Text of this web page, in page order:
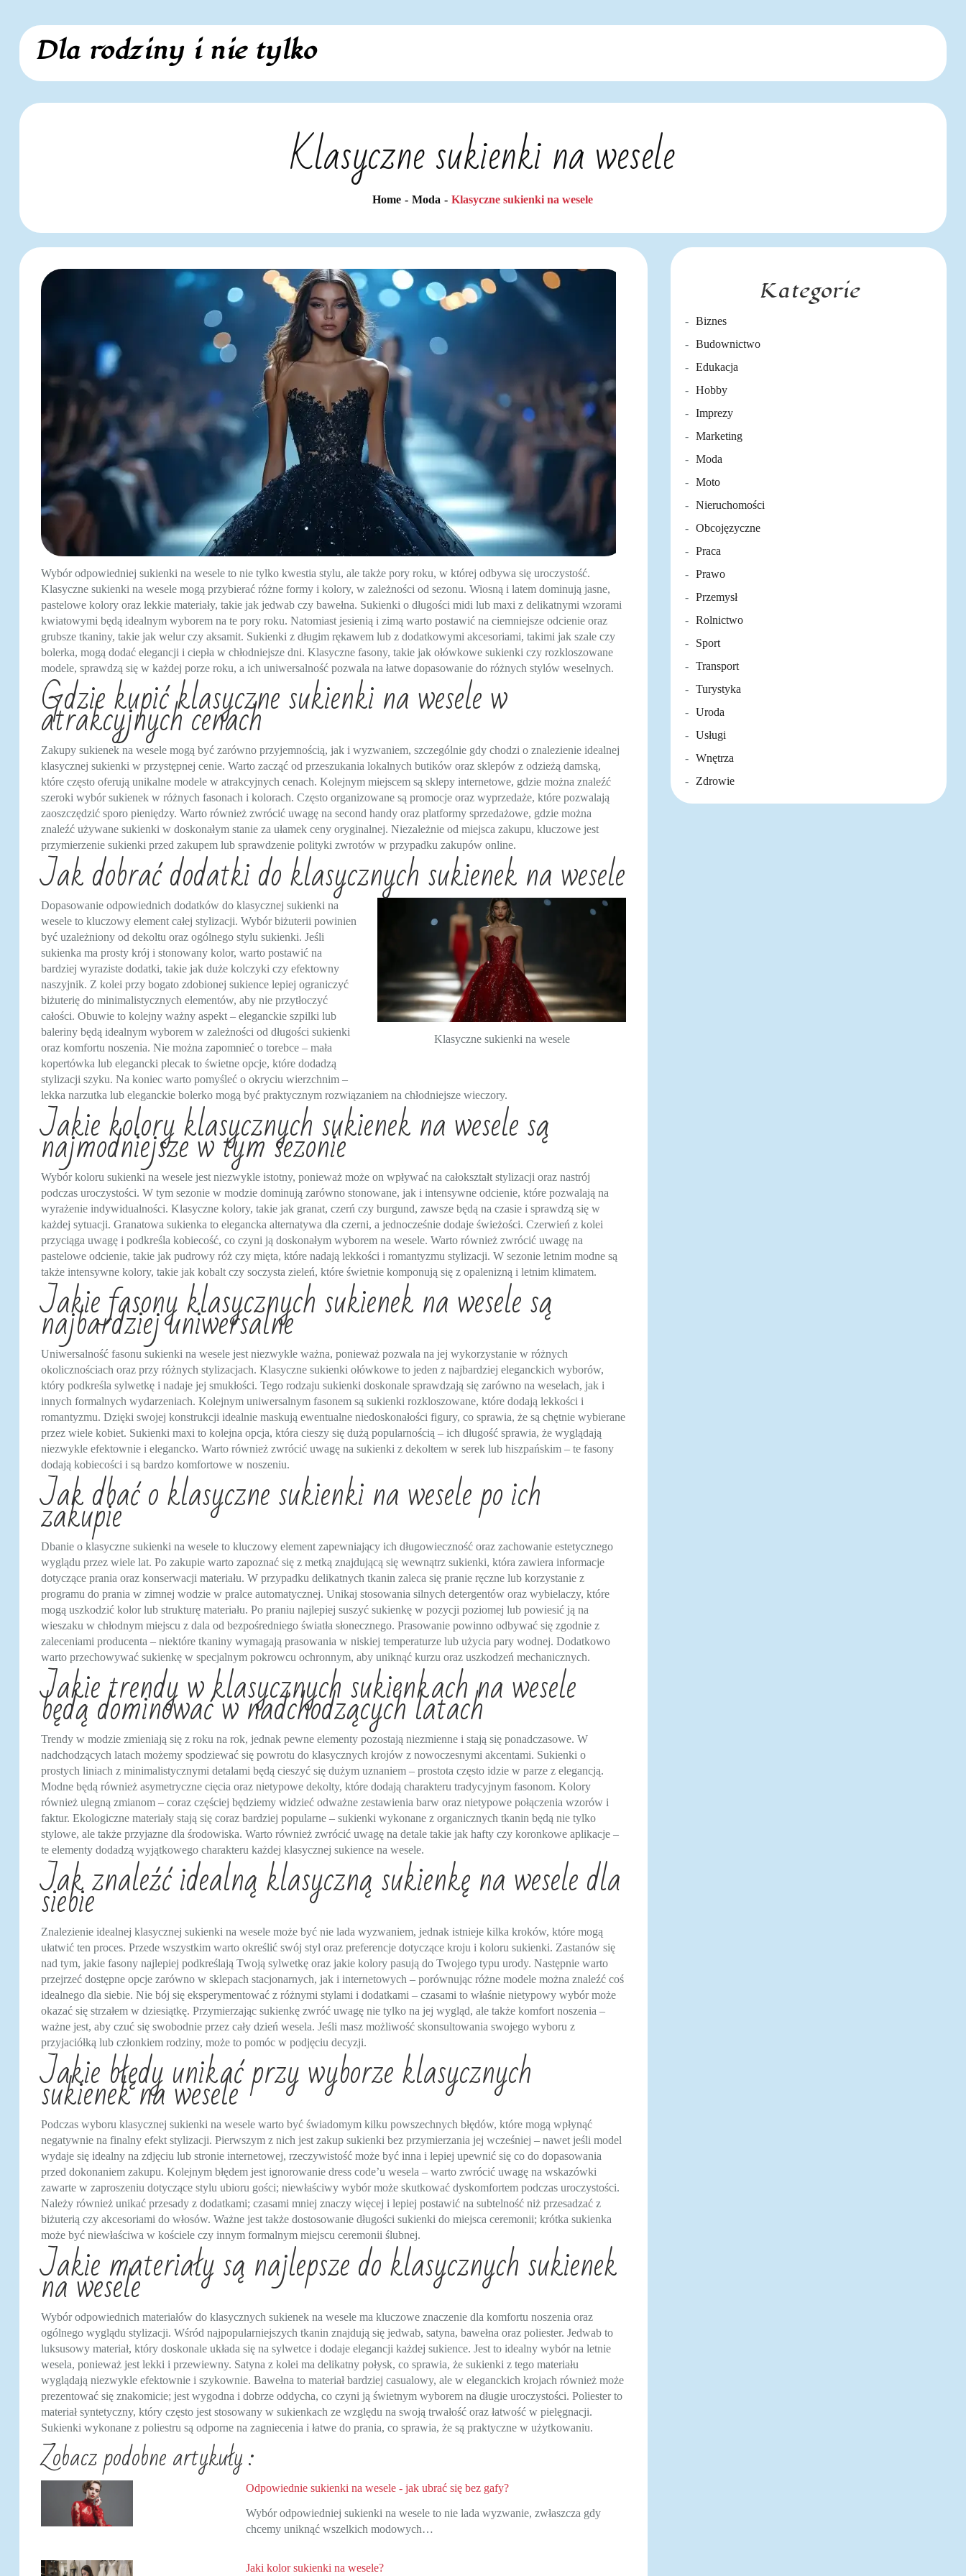
content
Dla rodziny i nie tylko
Klasyczne sukienki na wesele
Home Moda Klasyczne sukienki na wesele
Wybór odpowiedniej sukienki na wesele to nie tylko kwestia stylu, ale także pory roku, w której odbywa się uroczystość.
Klasyczne sukienki na wesele mogą przybierać różne formy i kolory, w zależności od sezonu. Wiosną i latem dominują jasne,
pastelowe kolory oraz lekkie materiały, takie jak jedwab czy bawełna. Sukienki o długości midi lub maxi z delikatnymi wzorami
kwiatowymi będą idealnym wyborem na te pory roku. Natomiast jesienią i zimą warto postawić na ciemniejsze odcienie oraz
grubsze tkaniny, takie jak welur czy aksamit. Sukienki z długim rękawem lub z dodatkowymi akcesoriami, takimi jak szale czy
bolerka, mogą dodać elegancji i ciepła w chłodniejsze dni. Klasyczne fasony, takie jak ołówkowe sukienki czy rozkloszowane
modele, sprawdzą się w każdej porze roku, a ich uniwersalność pozwala na łatwe dopasowanie do różnych stylów weselnych.
Gdzie kupić klasyczne sukienki na wesele w
atrakcyjnych cenach
Zakupy sukienek na wesele mogą być zarówno przyjemnością, jak i wyzwaniem, szczególnie gdy chodzi o znalezienie idealnej
klasycznej sukienki w przystępnej cenie. Warto zacząć od przeszukania lokalnych butików oraz sklepów z odzieżą damską,
które często oferują unikalne modele w atrakcyjnych cenach. Kolejnym miejscem są sklepy internetowe, gdzie można znaleźć
szeroki wybór sukienek w różnych fasonach i kolorach. Często organizowane są promocje oraz wyprzedaże, które pozwalają
zaoszczędzić sporo pieniędzy. Warto również zwrócić uwagę na second handy oraz platformy sprzedażowe, gdzie można
znaleźć używane sukienki w doskonałym stanie za ułamek ceny oryginalnej. Niezależnie od miejsca zakupu, kluczowe jest
przymierzenie sukienki przed zakupem lub sprawdzenie polityki zwrotów w przypadku zakupów online.
Jak dobrać dodatki do klasycznych sukienek na wesele
Klasyczne sukienki na wesele
Dopasowanie odpowiednich dodatków do klasycznej sukienki na
wesele to kluczowy element całej stylizacji. Wybór biżuterii powinien
być uzależniony od dekoltu oraz ogólnego stylu sukienki. Jeśli
sukienka ma prosty krój i stonowany kolor, warto postawić na
bardziej wyraziste dodatki, takie jak duże kolczyki czy efektowny
naszyjnik. Z kolei przy bogato zdobionej sukience lepiej ograniczyć
biżuterię do minimalistycznych elementów, aby nie przytłoczyć
całości. Obuwie to kolejny ważny aspekt – eleganckie szpilki lub
baleriny będą idealnym wyborem w zależności od długości sukienki
oraz komfortu noszenia. Nie można zapomnieć o torebce – mała
kopertówka lub elegancki plecak to świetne opcje, które dodadzą
stylizacji szyku. Na koniec warto pomyśleć o okryciu wierzchnim –
lekka narzutka lub eleganckie bolerko mogą być praktycznym rozwiązaniem na chłodniejsze wieczory.
Jakie kolory klasycznych sukienek na wesele są
najmodniejsze w tym sezonie
Wybór koloru sukienki na wesele jest niezwykle istotny, ponieważ może on wpływać na całokształt stylizacji oraz nastrój
podczas uroczystości. W tym sezonie w modzie dominują zarówno stonowane, jak i intensywne odcienie, które pozwalają na
wyrażenie indywidualności. Klasyczne kolory, takie jak granat, czerń czy burgund, zawsze będą na czasie i sprawdzą się w
każdej sytuacji. Granatowa sukienka to elegancka alternatywa dla czerni, a jednocześnie dodaje świeżości. Czerwień z kolei
przyciąga uwagę i podkreśla kobiecość, co czyni ją doskonałym wyborem na wesele. Warto również zwrócić uwagę na
pastelowe odcienie, takie jak pudrowy róż czy mięta, które nadają lekkości i romantyzmu stylizacji. W sezonie letnim modne są
także intensywne kolory, takie jak kobalt czy soczysta zieleń, które świetnie komponują się z opalenizną i letnim klimatem.
Jakie fasony klasycznych sukienek na wesele są
najbardziej uniwersalne
Uniwersalność fasonu sukienki na wesele jest niezwykle ważna, ponieważ pozwala na jej wykorzystanie w różnych
okolicznościach oraz przy różnych stylizacjach. Klasyczne sukienki ołówkowe to jeden z najbardziej eleganckich wyborów,
który podkreśla sylwetkę i nadaje jej smukłości. Tego rodzaju sukienki doskonale sprawdzają się zarówno na weselach, jak i
innych formalnych wydarzeniach. Kolejnym uniwersalnym fasonem są sukienki rozkloszowane, które dodają lekkości i
romantyzmu. Dzięki swojej konstrukcji idealnie maskują ewentualne niedoskonałości figury, co sprawia, że są chętnie wybierane
przez wiele kobiet. Sukienki maxi to kolejna opcja, która cieszy się dużą popularnością – ich długość sprawia, że wyglądają
niezwykle efektownie i elegancko. Warto również zwrócić uwagę na sukienki z dekoltem w serek lub hiszpańskim – te fasony
dodają kobiecości i są bardzo komfortowe w noszeniu.
Jak dbać o klasyczne sukienki na wesele po ich
zakupie
Dbanie o klasyczne sukienki na wesele to kluczowy element zapewniający ich długowieczność oraz zachowanie estetycznego
wyglądu przez wiele lat. Po zakupie warto zapoznać się z metką znajdującą się wewnątrz sukienki, która zawiera informacje
dotyczące prania oraz konserwacji materiału. W przypadku delikatnych tkanin zaleca się pranie ręczne lub korzystanie z
programu do prania w zimnej wodzie w pralce automatycznej. Unikaj stosowania silnych detergentów oraz wybielaczy, które
mogą uszkodzić kolor lub strukturę materiału. Po praniu najlepiej suszyć sukienkę w pozycji poziomej lub powiesić ją na
wieszaku w chłodnym miejscu z dala od bezpośredniego światła słonecznego. Prasowanie powinno odbywać się zgodnie z
zaleceniami producenta – niektóre tkaniny wymagają prasowania w niskiej temperaturze lub użycia pary wodnej. Dodatkowo
warto przechowywać sukienkę w specjalnym pokrowcu ochronnym, aby uniknąć kurzu oraz uszkodzeń mechanicznych.
Jakie trendy w klasycznych sukienkach na wesele
będą dominować w nadchodzących latach
Trendy w modzie zmieniają się z roku na rok, jednak pewne elementy pozostają niezmienne i stają się ponadczasowe. W
nadchodzących latach możemy spodziewać się powrotu do klasycznych krojów z nowoczesnymi akcentami. Sukienki o
prostych liniach z minimalistycznymi detalami będą cieszyć się dużym uznaniem – prostota często idzie w parze z elegancją.
Modne będą również asymetryczne cięcia oraz nietypowe dekolty, które dodają charakteru tradycyjnym fasonom. Kolory
również ulegną zmianom – coraz częściej będziemy widzieć odważne zestawienia barw oraz nietypowe połączenia wzorów i
faktur. Ekologiczne materiały stają się coraz bardziej popularne – sukienki wykonane z organicznych tkanin będą nie tylko
stylowe, ale także przyjazne dla środowiska. Warto również zwrócić uwagę na detale takie jak hafty czy koronkowe aplikacje –
te elementy dodadzą wyjątkowego charakteru każdej klasycznej sukience na wesele.
Jak znaleźć idealną klasyczną sukienkę na wesele dla
siebie
Znalezienie idealnej klasycznej sukienki na wesele może być nie lada wyzwaniem, jednak istnieje kilka kroków, które mogą
ułatwić ten proces. Przede wszystkim warto określić swój styl oraz preferencje dotyczące kroju i koloru sukienki. Zastanów się
nad tym, jakie fasony najlepiej podkreślają Twoją sylwetkę oraz jakie kolory pasują do Twojego typu urody. Następnie warto
przejrzeć dostępne opcje zarówno w sklepach stacjonarnych, jak i internetowych – porównując różne modele można znaleźć coś
idealnego dla siebie. Nie bój się eksperymentować z różnymi stylami i dodatkami – czasami to właśnie nietypowy wybór może
okazać się strzałem w dziesiątkę. Przymierzając sukienkę zwróć uwagę nie tylko na jej wygląd, ale także komfort noszenia –
ważne jest, aby czuć się swobodnie przez cały dzień wesela. Jeśli masz możliwość skonsultowania swojego wyboru z
przyjaciółką lub członkiem rodziny, może to pomóc w podjęciu decyzji.
Jakie błędy unikać przy wyborze klasycznych
sukienek na wesele
Podczas wyboru klasycznej sukienki na wesele warto być świadomym kilku powszechnych błędów, które mogą wpłynąć
negatywnie na finalny efekt stylizacji. Pierwszym z nich jest zakup sukienki bez przymierzania jej wcześniej – nawet jeśli model
wydaje się idealny na zdjęciu lub stronie internetowej, rzeczywistość może być inna i lepiej upewnić się co do dopasowania
przed dokonaniem zakupu. Kolejnym błędem jest ignorowanie dress code’u wesela – warto zwrócić uwagę na wskazówki
zawarte w zaproszeniu dotyczące stylu ubioru gości; niewłaściwy wybór może skutkować dyskomfortem podczas uroczystości.
Należy również unikać przesady z dodatkami; czasami mniej znaczy więcej i lepiej postawić na subtelność niż przesadzać z
biżuterią czy akcesoriami do włosów. Ważne jest także dostosowanie długości sukienki do miejsca ceremonii; krótka sukienka
może być niewłaściwa w kościele czy innym formalnym miejscu ceremonii ślubnej.
Jakie materiały są najlepsze do klasycznych sukienek
na wesele
Wybór odpowiednich materiałów do klasycznych sukienek na wesele ma kluczowe znaczenie dla komfortu noszenia oraz
ogólnego wyglądu stylizacji. Wśród najpopularniejszych tkanin znajdują się jedwab, satyna, bawełna oraz poliester. Jedwab to
luksusowy materiał, który doskonale układa się na sylwetce i dodaje elegancji każdej sukience. Jest to idealny wybór na letnie
wesela, ponieważ jest lekki i przewiewny. Satyna z kolei ma delikatny połysk, co sprawia, że sukienki z tego materiału
wyglądają niezwykle efektownie i szykownie. Bawełna to materiał bardziej casualowy, ale w eleganckich krojach również może
prezentować się znakomicie; jest wygodna i dobrze oddycha, co czyni ją świetnym wyborem na długie uroczystości. Poliester to
materiał syntetyczny, który często jest stosowany w sukienkach ze względu na swoją trwałość oraz łatwość w pielęgnacji.
Sukienki wykonane z poliestru są odporne na zagniecenia i łatwe do prania, co sprawia, że są praktyczne w użytkowaniu.
Zobacz podobne artykuły :
Odpowiednie sukienki na wesele - jak ubrać się bez gafy?
Wybór odpowiedniej sukienki na wesele to nie lada wyzwanie, zwłaszcza gdy
chcemy uniknąć wszelkich modowych…
Jaki kolor sukienki na wesele?
Kategorie
Biznes
Budownictwo
Edukacja
Hobby
Imprezy
Marketing
Moda
Moto
Nieruchomości
Obcojęzyczne
Praca
Prawo
Przemysł
Rolnictwo
Sport
Transport
Turystyka
Uroda
Usługi
Wnętrza
Zdrowie